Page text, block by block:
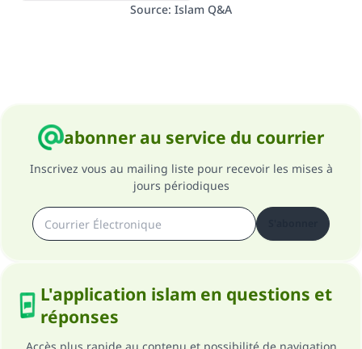
Source: Islam Q&A
abonner au service du courrier
Inscrivez vous au mailing liste pour recevoir les mises à
jours périodiques
L'application islam en questions et
réponses